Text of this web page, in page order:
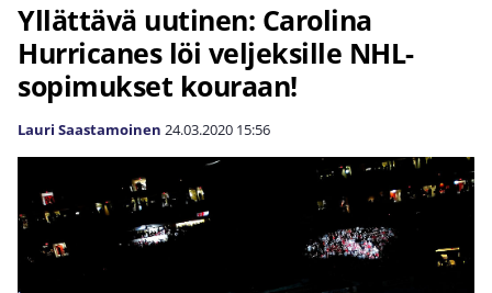
Yllättävä uutinen: Carolina
Hurricanes löi veljeksille NHL-
sopimukset kouraan!
Lauri Saastamoinen 24.03.2020 15:56